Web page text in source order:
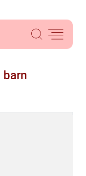
barn